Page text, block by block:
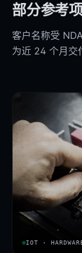
部分参考
客户名称受
为近 24 个月交
IOT ·